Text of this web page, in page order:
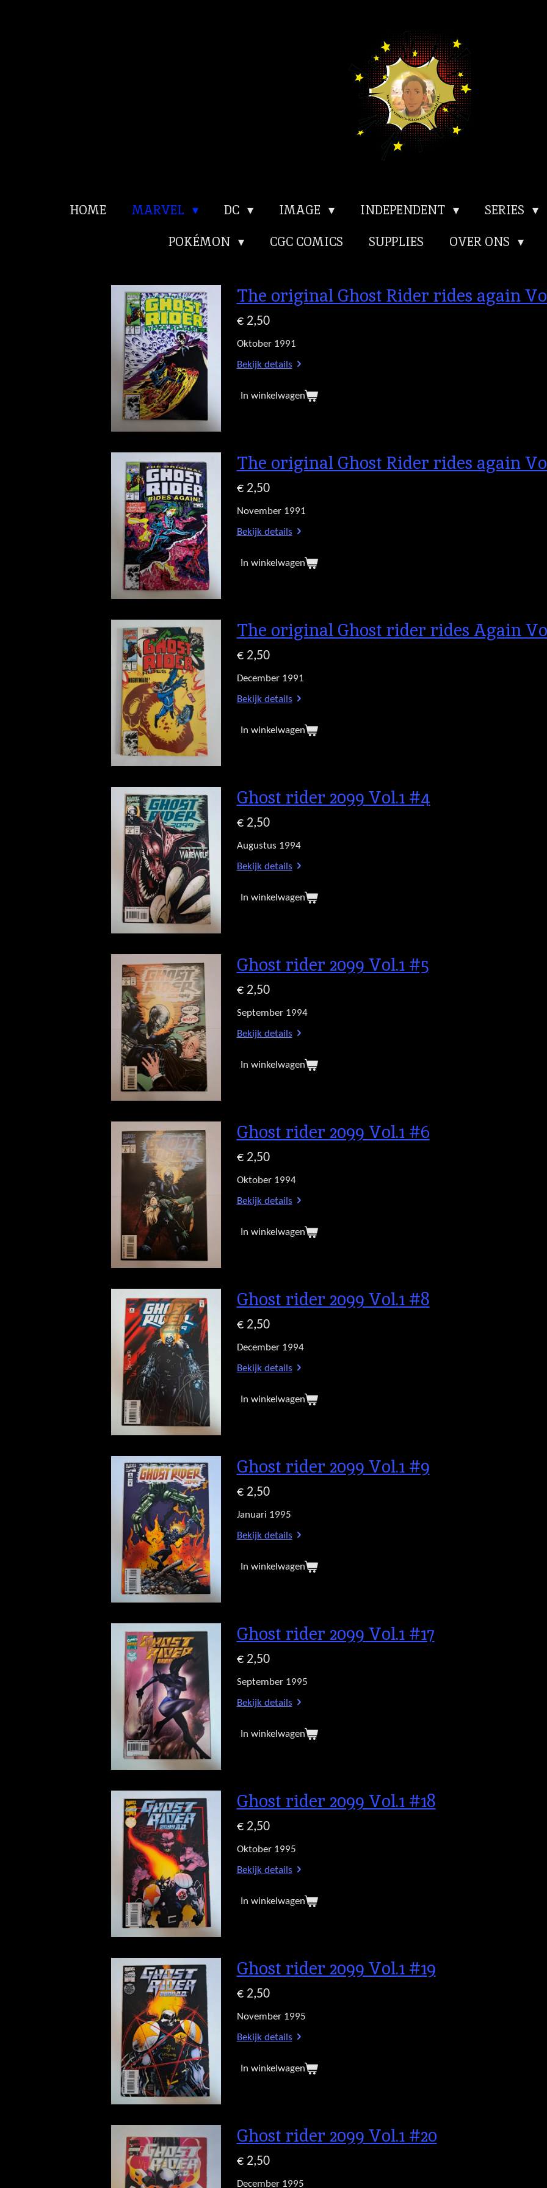
HOME MARVEL DC IMAGE INDEPENDENT SERIES
POKÉMON
CGC COMICS SUPPLIES OVER ONS
The original Ghost Rider rides again
€ 2,50
Oktober 1991
Bekijk details
In winkelwagen
The original Ghost Rider rides again
€ 2,50
November 1991
Bekijk details
In winkelwagen
The original Ghost rider rides Again
€ 2,50
December 1991
Bekijk details
In winkelwagen
Ghost rider 2099 Vol.1 #4
€ 2,50
Augustus 1994
Bekijk details
In winkelwagen
Ghost rider 2099 Vol.1 #5
€ 2,50
September 1994
Bekijk details
In winkelwagen
Ghost rider 2099 Vol.1 #6
€ 2,50
Oktober 1994
Bekijk details
In winkelwagen
Ghost rider 2099 Vol.1 #8
€ 2,50
December 1994
Bekijk details
In winkelwagen
Ghost rider 2099 Vol.1 #9
€ 2,50
Januari 1995
Bekijk details
In winkelwagen
Ghost rider 2099 Vol.1 #17
€ 2,50
September 1995
Bekijk details
In winkelwagen
Ghost rider 2099 Vol.1 #18
€ 2,50
Oktober 1995
Bekijk details
In winkelwagen
Ghost rider 2099 Vol.1 #19
€ 2,50
November 1995
Bekijk details
In winkelwagen
Ghost rider 2099 Vol.1 #20
€ 2,50
December 1995